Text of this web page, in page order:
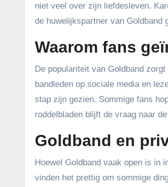
niet veel over zijn liefdesleven.
de huwelijkspartner van Goldband
Waarom fans
De populariteit van Goldband
bandleden op sociale media en
stap zijn gezien. Sommige fans
roddelbladen blijft de vraag naar
Goldband en
Hoewel Goldband vaak open is in
vinden het prettig om sommige